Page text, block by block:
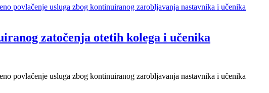
povlačenje usluga zbog kontinuiranog zarobljavanja nastavnika i učenika
zatočenja otetih kolega i učenika
povlačenje usluga zbog kontinuiranog zarobljavanja nastavnika i učenika